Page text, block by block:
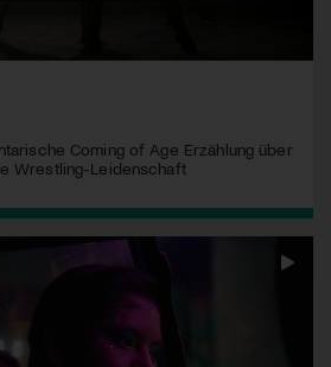
Coming of Age Erzählung über
Wrestling-Leidenschaft